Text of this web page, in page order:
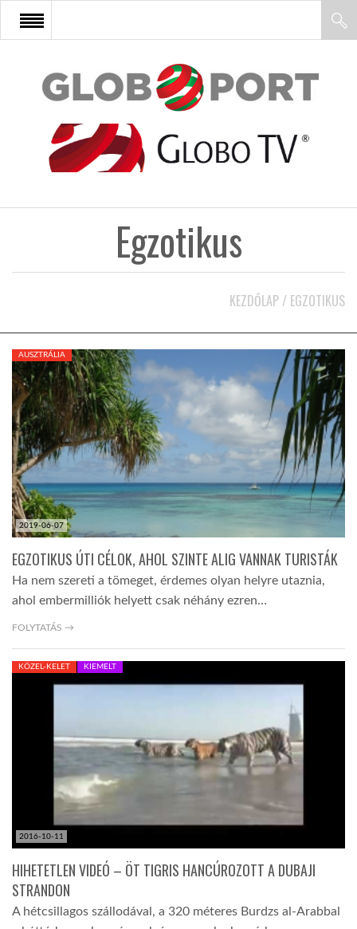
FŐOLDAL
AFRIKA
KÖZEL-KELET
AUSZTRÁLIA
A VILÁG ITTHON
GLOBOTV BP
TROPICALMAGAZIN
GLOBOTV
AFRIKA TUDÁSTÁR
Egzotikus
KEZDŐLAP / EGZOTIKUS
2019-06-07
AUSZTRÁLIA
EGZOTIKUS ÚTI CÉLOK, AHOL SZINTE ALIG VANNAK TURISTÁK
Ha nem szereti a tömeget, érdemes olyan helyre utaznia,
ahol embermilliók helyett csak néhány ezren…
FOLYTATÁS →
2016-10-11
KÖZEL-KELET KIEMELT
HIHETETLEN VIDEÓ – ÖT TIGRIS HANCÚROZOTT A DUBAJI
STRANDON
A hétcsillagos szállodával, a 320 méteres Burdzs al-Arabbal